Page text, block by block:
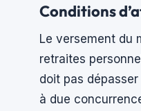
Conditions
Le versement du
retraites
doit pas
à due